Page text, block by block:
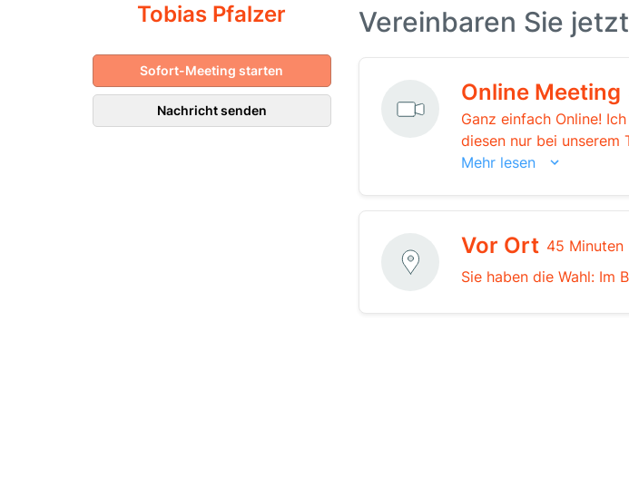
Tobias Pfalzer
Sofort-Meeting starten
Nachricht senden
Vereinbaren Sie
Online Meeting
Ganz einfach Online!
diesen nur bei unserem
Mehr lesen
Vor Ort 45 Minuten
Sie haben die Wahl: Im